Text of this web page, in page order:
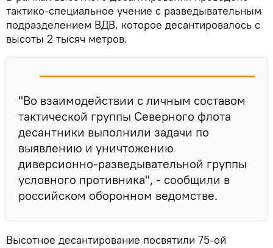
тактико-специальное учение с разведывательным
подразделением ВДВ, которое десантировалось с
высоты 2 тысяч метров.
"Во взаимодействии с личным составом
тактической группы Северного флота
десантники выполнили задачи по
выявлению и уничтожению
диверсионно-разведывательной группы
условного противника", - сообщили в
российском оборонном ведомстве.
Высотное десантирование посвятили 75-ой